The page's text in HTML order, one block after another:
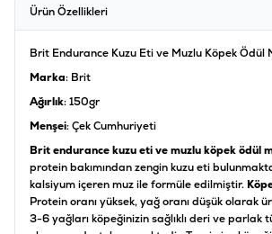
Ürün Özellikleri
Brit Endurance Kuzu Eti ve Muzlu Köpek Ödül
Marka: Brit
Ağırlık: 150gr
Menşei: Çek Cumhuriyeti
Brit endurance kuzu eti ve muzlu köpek ödül
protein bakımından zengin kuzu eti
kalsiyum içeren muz ile formüle edilmiştir.
Protein oranı yüksek, yağ oranı düşük olarak
3-6 yağları köpeğinizin sağlıklı deri ve parlak